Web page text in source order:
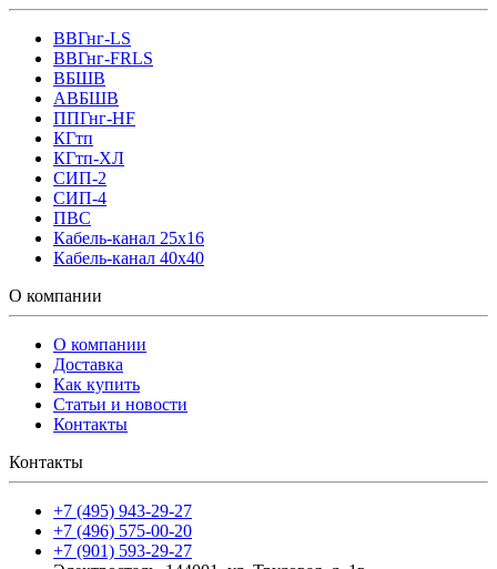
ВВГнг-LS
ВВГнг-FRLS
ВБШВ
АВБШВ
ППГнг-HF
КГтп
КГтп-ХЛ
СИП-2
СИП-4
ПВС
Кабель-канал 25х16
Кабель-канал 40х40
О компании
О компании
Доставка
Как купить
Статьи и новости
Контакты
Контакты
+7 (495) 943-29-27
+7 (496) 575-00-20
+7 (901) 593-29-27